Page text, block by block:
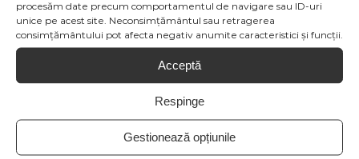
procesăm date precum comportamentul de navigare sau ID-uri
unice pe acest site. Neconsimțământul sau retragerea
consimțământului pot afecta negativ anumite caracteristici și funcții.
Acceptă
Respinge
Gestionează opțiunile
Produse similare